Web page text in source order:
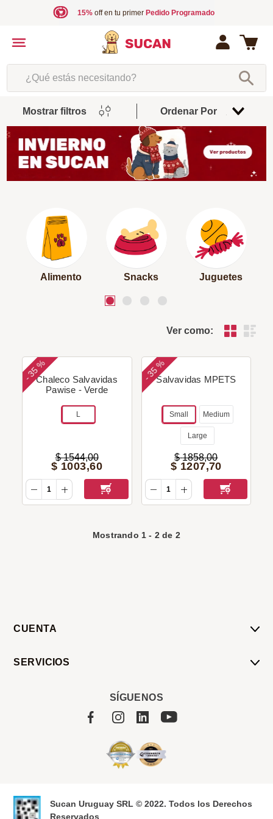
15%off en tu primer Pedido Programado
¿Qué estás necesitando?
Mostrar filtros Ordenar Por
Relevancia
Alimento Snacks Juguetes
Ver como:
-
35 %
Chaleco Salvavidas
Pawise - Verde
L
$ 1544,00
$ 1003,60
-
35 %
Salvavidas MPETS
Small Medium
Large
$ 1858,00
$ 1207,70
Mostrando 1 - 2 de 2
CUENTA
SERVICIOS
SÍGUENOS
Sucan Uruguay SRL © 2022. Todos los Derechos
Reservados